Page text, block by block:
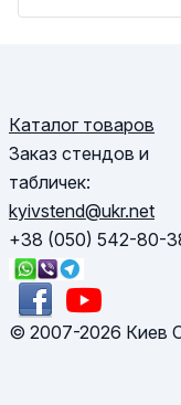
Каталог товаров
Заказ стендов и
табличек:
kyivstend@ukr.net
+38 (050) 542-80-
© 2007-2026 Киев